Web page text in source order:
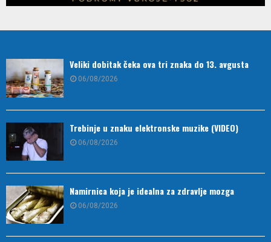
Veliki dobitak čeka ova tri znaka do 13. avgusta
06/08/2026
Trebinje u znaku elektronske muzike (VIDEO)
06/08/2026
Namirnica koja je idealna za zdravlje mozga
06/08/2026